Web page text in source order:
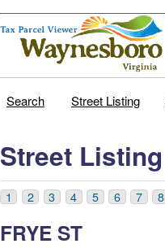
Search Street Listing
Street Listing
1 2 3 4 5 6 7 8
FRYE ST